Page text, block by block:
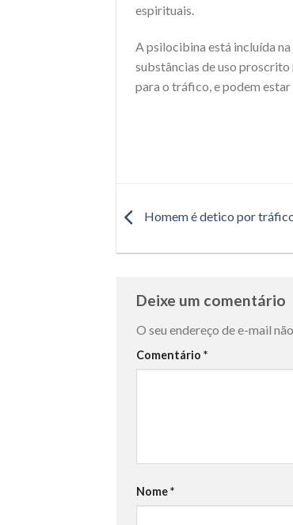
espirituais.
A psilocibina está incluída
substâncias de uso
para o tráfico, e podem estar
Homem é detico por
Deixe um comentário
O seu endereço de e-mail
Comentário *
Nome*